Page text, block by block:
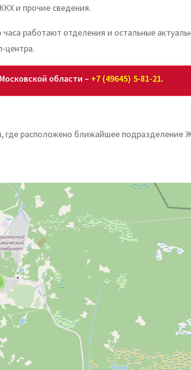
и прочие сведения.
работают отделения и остальные
центра.
области – +7 (49645) 5-81-21.
где расположено ближайшее подразделение